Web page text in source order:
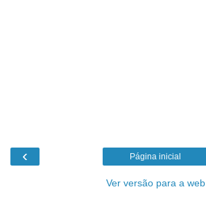
‹ Página inicial
Ver versão para a web